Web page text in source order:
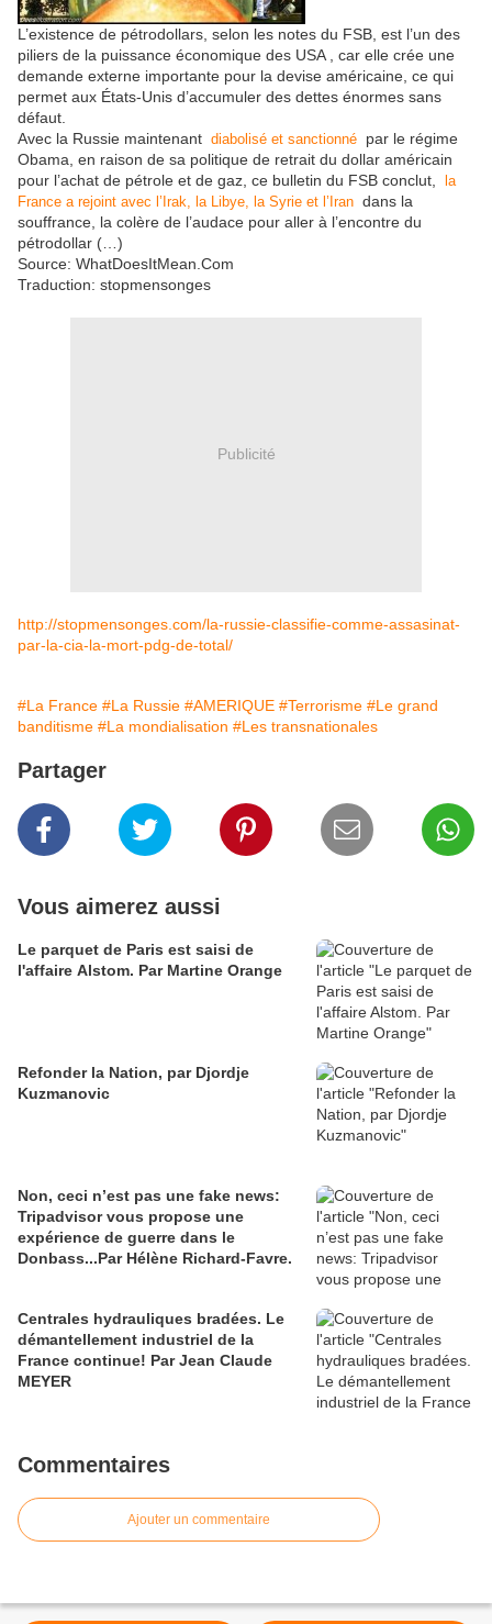
L’existence de pétrodollars, selon les notes du FSB, est l’un des
piliers de la puissance économique des USA , car elle crée une
demande externe importante pour la devise américaine, ce qui
permet aux États-Unis d’accumuler des dettes énormes sans
défaut.
Avec la Russie maintenant diabolisé et sanctionné par le régime
Obama, en raison de sa politique de retrait du dollar américain
pour l’achat de pétrole et de gaz, ce bulletin du FSB conclut,
la
France a rejoint avec l’Irak, la Libye, la Syrie et l’Iran dans la
souffrance, la colère de l’audace pour aller à l’encontre du
pétrodollar (…)
Source: WhatDoesItMean.Com
Traduction: stopmensonges
Publicité
http://stopmensonges.com/la-russie-classifie-comme-assasinat-
par-la-cia-la-mort-pdg-de-total/
#La France #La Russie #AMERIQUE #Terrorisme #Le grand
banditisme #La mondialisation #Les transnationales
Partager
Vous aimerez aussi
Le parquet de Paris est saisi de
l'affaire Alstom. Par Martine Orange
Refonder la Nation, par Djordje
Kuzmanovic
Non, ceci n’est pas une fake news:
Tripadvisor vous propose une
expérience de guerre dans le
Donbass...Par Hélène Richard-Favre.
Centrales hydrauliques bradées. Le
démantellement industriel de la
France continue! Par Jean Claude
MEYER
Commentaires
Ajouter un commentaire